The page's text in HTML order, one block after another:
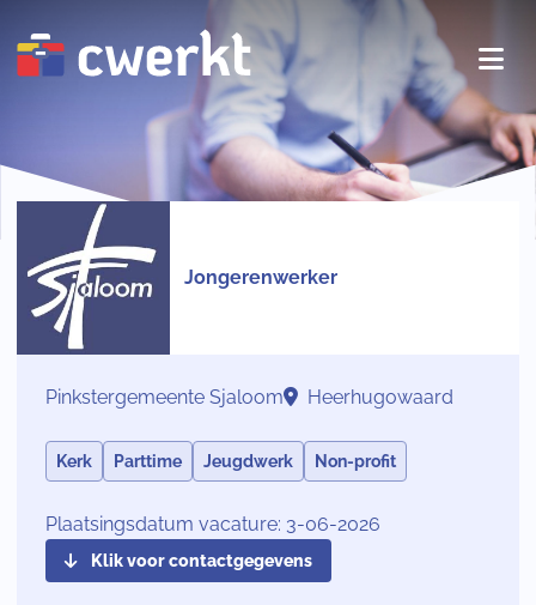
Jongerenwerker
Pinkstergemeente Sjaloom Heerhugowaard
Kerk Parttime Jeugdwerk Non-profit
Plaatsingsdatum vacature: 3-06-2026
Klik voor contactgegevens